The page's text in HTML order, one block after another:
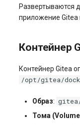
Развертываются
приложение Gitea
Контейнер
Контейнер Gitea
/opt/gitea/
Образ:
Тома